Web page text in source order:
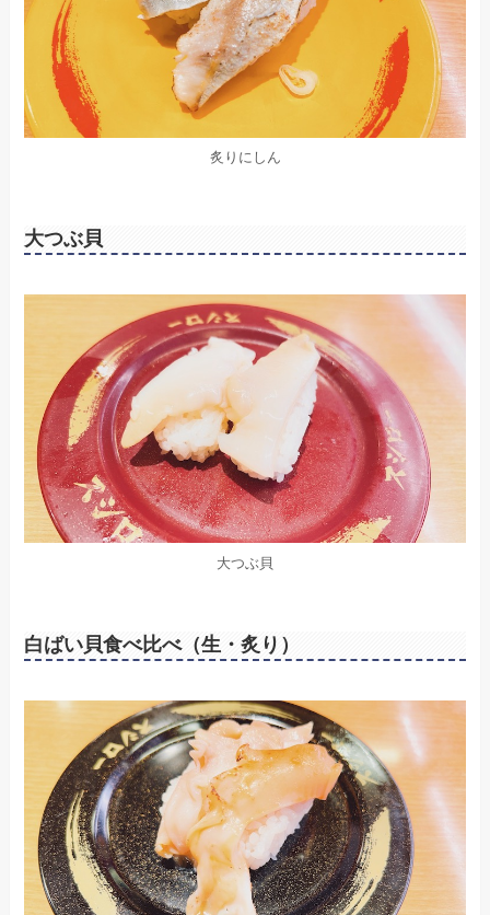
炙りにしん
大つぶ貝
大つぶ貝
白ばい貝食べ比べ（生・炙り）